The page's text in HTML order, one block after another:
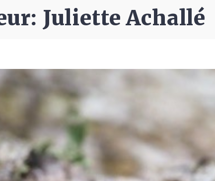
Juliette Achallé